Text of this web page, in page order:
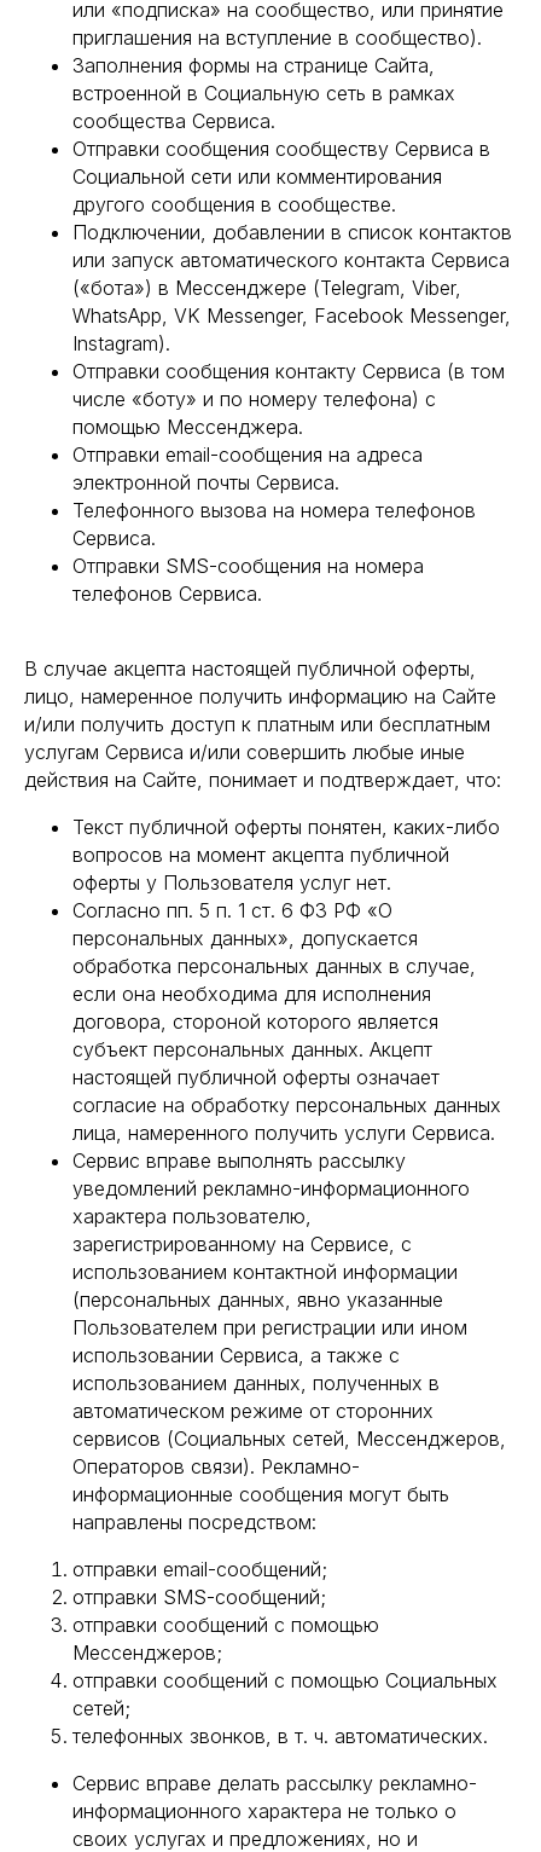
или «подписка» на сообщество, или принятие
приглашения на вступление в сообщество).
Заполнения формы на странице Сайта,
встроенной в Социальную сеть в рамках
сообщества Сервиса.
Отправки сообщения сообществу Сервиса в
Социальной сети или комментирования
другого сообщения в сообществе.
Подключении, добавлении в список контактов
или запуск автоматического контакта Сервиса
(«бота») в Мессенджере (Telegram, Viber,
WhatsApp, VK Messenger, Facebook Messenger,
Instagram).
Отправки сообщения контакту Сервиса (в том
числе «боту» и по номеру телефона) с
помощью Мессенджера.
Отправки email-сообщения на адреса
электронной почты Сервиса.
Телефонного вызова на номера телефонов
Сервиса.
Отправки SMS-сообщения на номера
телефонов Сервиса.
В случае акцепта настоящей публичной оферты,
лицо, намеренное получить информацию на Сайте
и/или получить доступ к платным или бесплатным
услугам Сервиса и/или совершить любые иные
действия на Сайте, понимает и подтверждает, что:
Текст публичной оферты понятен, каких-либо
вопросов на момент акцепта публичной
оферты у Пользователя услуг нет.
Согласно пп. 5 п. 1 ст. 6 ФЗ РФ «О
персональных данных», допускается
обработка персональных данных в случае,
если она необходима для исполнения
договора, стороной которого является
субъект персональных данных. Акцепт
настоящей публичной оферты означает
согласие на обработку персональных данных
лица, намеренного получить услуги Сервиса.
Сервис вправе выполнять рассылку
уведомлений рекламно-информационного
характера пользователю,
зарегистрированному на Сервисе, с
использованием контактной информации
(персональных данных, явно указанные
Пользователем при регистрации или ином
использовании Сервиса, а также с
использованием данных, полученных в
автоматическом режиме от сторонних
сервисов (Социальных сетей, Мессенджеров,
Операторов связи). Рекламно-
информационные сообщения могут быть
направлены посредством:
отправки email-сообщений;
отправки SMS-сообщений;
отправки сообщений с помощью
Мессенджеров;
отправки сообщений с помощью Социальных
сетей;
телефонных звонков, в т. ч. автоматических.
Сервис вправе делать рассылку рекламно-
информационного характера не только о
своих услугах и предложениях, но и